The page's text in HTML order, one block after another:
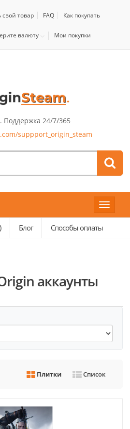
свой товар FAQ Как покупать
валюту Мои покупки
Поддержка 24/7/365
suppport_origin_steam
Toggle
Блог Способы оплаты
аккаунты
Плитки Список